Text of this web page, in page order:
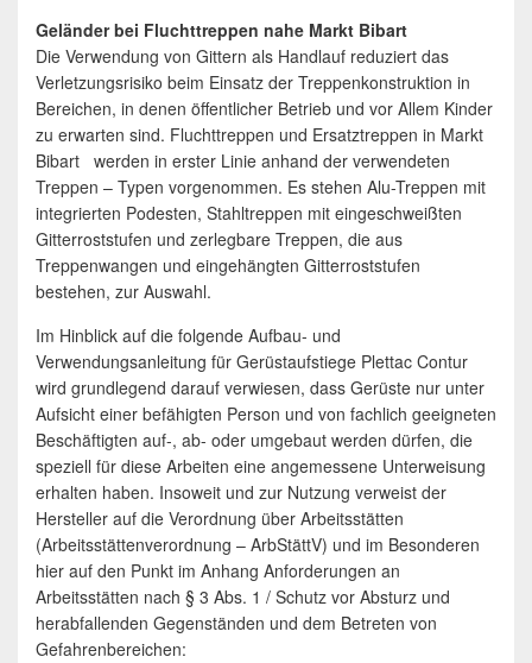
Geländer bei Fluchttreppen nahe Markt Bibart
Die Verwendung von Gittern als Handlauf reduziert das
Verletzungsrisiko beim Einsatz der Treppenkonstruktion in
Bereichen, in denen öffentlicher Betrieb und vor Allem Kinder
zu erwarten sind. Fluchttreppen und Ersatztreppen in Markt
Bibart werden in erster Linie anhand der verwendeten
Treppen – Typen vorgenommen. Es stehen Alu-Treppen mit
integrierten Podesten, Stahltreppen mit eingeschweißten
Gitterroststufen und zerlegbare Treppen, die aus
Treppenwangen und eingehängten Gitterroststufen
bestehen, zur Auswahl.
Im Hinblick auf die folgende Aufbau- und
Verwendungsanleitung für Gerüstaufstiege Plettac Contur
wird grundlegend darauf verwiesen, dass Gerüste nur unter
Aufsicht einer befähigten Person und von fachlich geeigneten
Beschäftigten auf-, ab- oder umgebaut werden dürfen, die
speziell für diese Arbeiten eine angemessene Unterweisung
erhalten haben. Insoweit und zur Nutzung verweist der
Hersteller auf die Verordnung über Arbeitsstätten
(Arbeitsstättenverordnung – ArbStättV) und im Besonderen
hier auf den Punkt im Anhang Anforderungen an
Arbeitsstätten nach § 3 Abs. 1 / Schutz vor Absturz und
herabfallenden Gegenständen und dem Betreten von
Gefahrenbereichen: